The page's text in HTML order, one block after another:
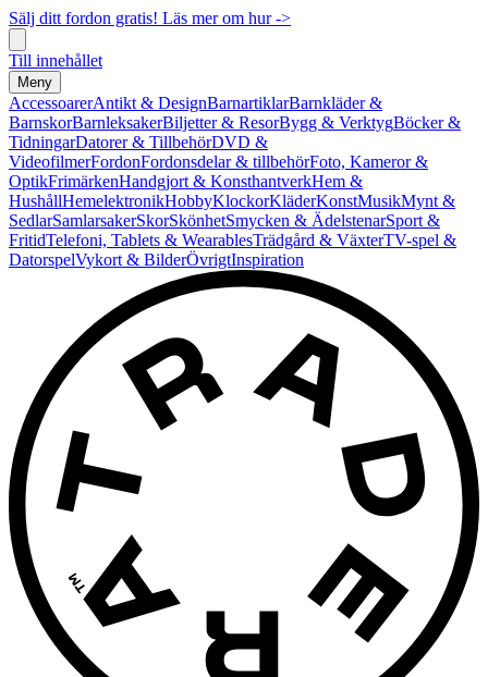
Sälj ditt fordon gratis! Läs mer om hur ->
Till innehållet
Meny
AccessoarerAntikt & DesignBarnartiklarBarnkläder &
BarnskorBarnleksakerBiljetter & ResorBygg & VerktygBöcker &
TidningarDatorer & TillbehörDVD &
VideofilmerFordonFordonsdelar & tillbehörFoto, Kameror &
OptikFrimärkenHandgjort & KonsthantverkHem &
HushållHemelektronikHobbyKlockorKläderKonstMusikMynt &
SedlarSamlarsakerSkorSkönhetSmycken & ÄdelstenarSport &
FritidTelefoni, Tablets & WearablesTrädgård & VäxterTV-spel &
DatorspelVykort & BilderÖvrigtInspiration